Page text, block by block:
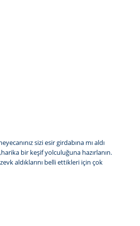
sizi esir girdabına mı aldı
bir keşif yolculuğuna hazırlanın.
aldıklarını belli ettikleri için çok